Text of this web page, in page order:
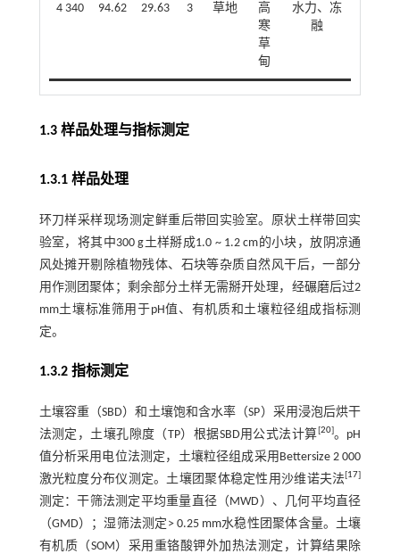
4 340 94.62 29.63 3 草地
高
寒
草
甸
水力、冻
融
1.3 样品处理与指标测定
1.3.1 样品处理
环刀样采样现场测定鲜重后带回实验室。原状土样带回实
验室，将其中300 g土样掰成1.0 ~ 1.2 cm的小块，放阴凉通
风处摊开剔除植物残体、石块等杂质自然风干后，一部分
用作测团聚体；剩余部分土样无需掰开处理，经碾磨后过2
mm土壤标准筛用于pH值、有机质和土壤粒径组成指标测
定。
1.3.2 指标测定
土壤容重（SBD）和土壤饱和含水率（SP）采用浸泡后烘干
法测定，土壤孔隙度（TP）根据SBD用公式法计算[20]。pH
值分析采用电位法测定，土壤粒径组成采用Bettersize 2 000
激光粒度分布仪测定。土壤团聚体稳定性用沙维诺夫法[17]
测定：干筛法测定平均重量直径（MWD）、几何平均直径
（GMD）；湿筛法测定> 0.25 mm水稳性团聚体含量。土壤
有机质（SOM）采用重铬酸钾外加热法测定，计算结果除